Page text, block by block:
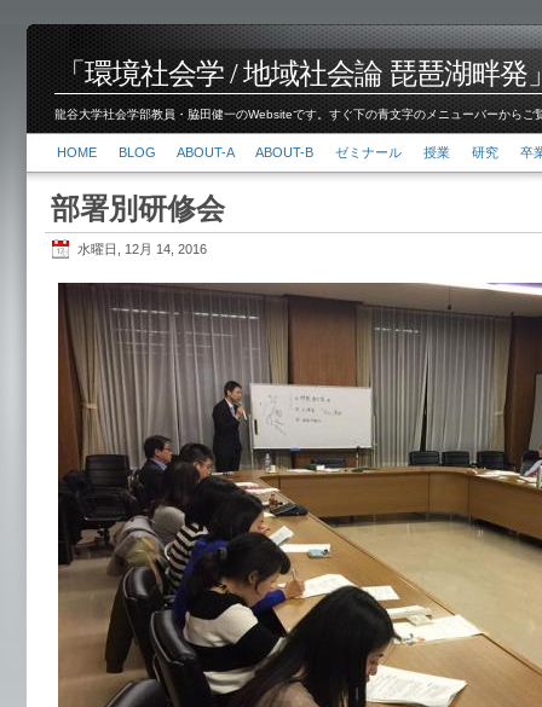
「環境社会学 / 地域社会論 琵琶湖畔発
龍谷大学社会学部教員・脇田健一のWebsiteです。すぐ下の青文字のメニューバーから
HOME BLOG ABOUT-A ABOUT-B ゼミナール 授業 研究 卒
部署別研修会
水曜日, 12月 14, 2016